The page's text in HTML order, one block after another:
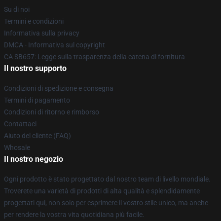
Su di noi
Termini e condizioni
Informativa sulla privacy
DMCA - Informativa sul copyright
CA SB657: Legge sulla trasparenza della catena di fornitura
Il nostro supporto
Condizioni di spedizione e consegna
Termini di pagamento
Condizioni di ritorno e rimborso
Contattaci
Aiuto del cliente (FAQ)
Whosale
Il nostro negozio
Ogni prodotto è stato progettato dal nostro team di livello mondiale.
Troverete una varietà di prodotti di alta qualità e splendidamente
progettati qui, non solo per esprimere il vostro stile unico, ma anche
per rendere la vostra vita quotidiana più facile.